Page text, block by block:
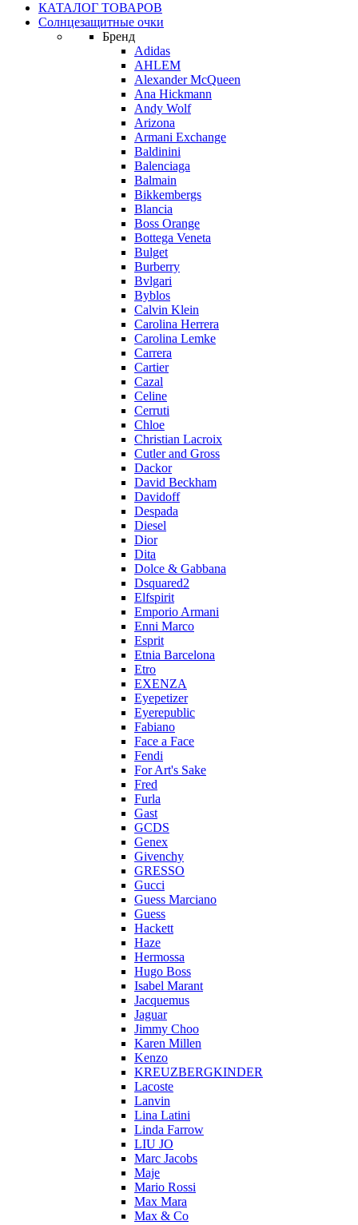
КАТАЛОГ ТОВАРОВ
Солнцезащитные очки
Бренд
Adidas
AHLEM
Alexander McQueen
Ana Hickmann
Andy Wolf
Arizona
Armani Exchange
Baldinini
Balenciaga
Balmain
Bikkembergs
Blancia
Boss Orange
Bottega Veneta
Bulget
Burberry
Bvlgari
Byblos
Calvin Klein
Carolina Herrera
Carolina Lemke
Carrera
Cartier
Cazal
Celine
Cerruti
Chloe
Christian Lacroix
Cutler and Gross
Dackor
David Beckham
Davidoff
Despada
Diesel
Dior
Dita
Dolce & Gabbana
Dsquared2
Elfspirit
Emporio Armani
Enni Marco
Esprit
Etnia Barcelona
Etro
EXENZA
Eyepetizer
Eyerepublic
Fabiano
Face a Face
Fendi
For Art's Sake
Fred
Furla
Gast
GCDS
Genex
Givenchy
GRESSO
Gucci
Guess Marciano
Guess
Hackett
Haze
Hermossa
Hugo Boss
Isabel Marant
Jacquemus
Jaguar
Jimmy Choo
Karen Millen
Kenzo
KREUZBERGKINDER
Lacoste
Lanvin
Lina Latini
Linda Farrow
LIU JO
Marc Jacobs
Maje
Mario Rossi
Max Mara
Max & Co